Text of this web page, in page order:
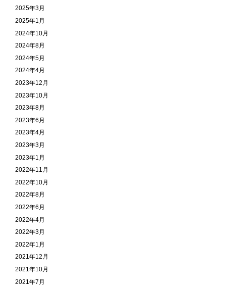
2025年3月
2025年1月
2024年10月
2024年8月
2024年5月
2024年4月
2023年12月
2023年10月
2023年8月
2023年6月
2023年4月
2023年3月
2023年1月
2022年11月
2022年10月
2022年8月
2022年6月
2022年4月
2022年3月
2022年1月
2021年12月
2021年10月
2021年7月